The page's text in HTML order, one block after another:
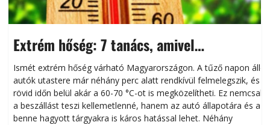
Extrém hőség: 7 tanács, amivel
megóvhatjuk autónkat a nyári károktól
Ismét extrém hőség várható Magyarországon. A tűző napon álló
autók utastere már néhány perc alatt rendkívül felmelegszik, és
rövid időn belül akár a 60-70 °C-ot is megközelítheti. Ez nemcsak
a beszállást teszi kellemetlenné, hanem az autó állapotára és a
benne hagyott tárgyakra is káros hatással lehet. Néhány